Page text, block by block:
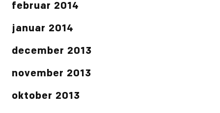
februar 2014
januar 2014
december 2013
november 2013
oktober 2013